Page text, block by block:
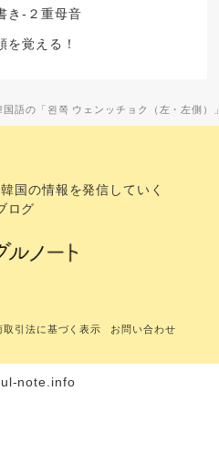
き-２重母音
を覚える！
国語の「왼쪽 ウェンッチョク（左・左側）
国の情報を発信していく
ログ
取引法に基づく表示 お問い合わせ
note.info